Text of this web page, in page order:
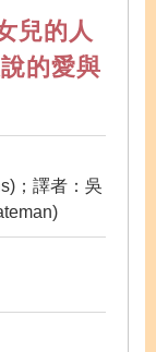
兒的人
的愛與
；譯者：吳